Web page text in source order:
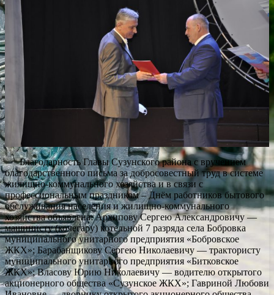
Благодарность Главы Сузунского района с вручением
благодарственного письма за добросовестный труд в системе
жилищно-коммунального хозяйства и в связи с
профессиональным праздником – Днём работников бытового
обслуживания населения и жилищно-коммунального
хозяйства объявлена: Архипову Сергею Александровичу —
машинисту (кочегару) котельной 7 разряда села Бобровка
муниципального унитарного предприятия «Бобровское
ЖКХ»; Барабанщикову Сергею Николаевичу — трактористу
муниципального унитарного предприятия «Битковское
ЖКХ»; Власову Юрию Николаевичу — водителю открытого
акционерного общества «Сузунское ЖКХ»; Гавриной Любови